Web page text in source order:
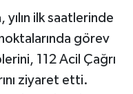
yılın ilk saatlerinde
görev
112 Acil Çağrı
ziyaret etti.